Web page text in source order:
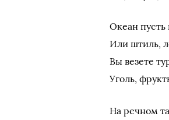
Океан пусть
Или штиль,
Вы везете
Уголь,
На речном